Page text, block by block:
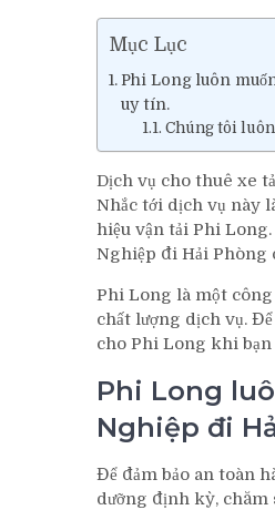
Mục Lục
Phi Long luôn
uy tín.
Chúng tôi luôn
Dịch vụ cho thuê xe
Nhắc tới dịch vụ này
hiệu vận tải Phi
Nghiệp đi Hải Phòng
Phi Long là một
chất lượng dịch vụ.
cho Phi Long khi
Phi Long
Nghiệp đi
Để đảm bảo an toàn
dưỡng định kỳ, chăm